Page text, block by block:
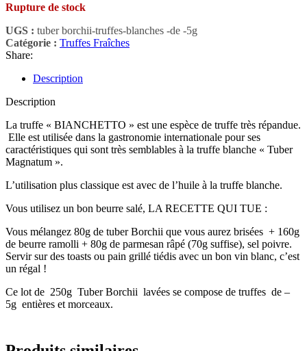
Rupture de stock
UGS : tuber borchii-truffes-blanches -de -5g
Catégorie : Truffes Fraîches
Share:
Description
Description
La truffe « BIANCHETTO » est une espèce de truffe très répandue.
Elle est utilisée dans la gastronomie internationale pour ses
caractéristiques qui sont très semblables à la truffe blanche « Tuber
Magnatum ».
L’utilisation plus classique est avec de l’huile à la truffe blanche.
Vous utilisez un bon beurre salé, LA RECETTE QUI TUE :
Vous mélangez 80g de tuber Borchii que vous aurez brisées + 160g
de beurre ramolli + 80g de parmesan râpé (70g suffise), sel poivre.
Servir sur des toasts ou pain grillé tiédis avec un bon vin blanc, c’est
un régal !
Ce lot de 250g Tuber Borchii lavées se compose de truffes de –
5g entières et morceaux.